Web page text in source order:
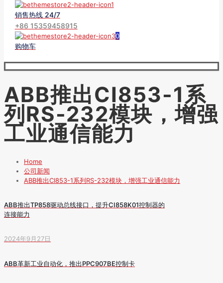
销售热线 24/7
+86 15359458915
0
购物车
ABB推出CI853-1系
列RS-232模块，增强
工业通信能力
Home
公司新闻
ABB推出CI853-1系列RS-232模块，增强工业通信能力
ABB推出TP858驱动总线接口，提升CI858K01控制器的
连接能力
2024年9月27日
ABB革新工业自动化，推出PPC907BE控制卡